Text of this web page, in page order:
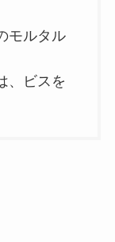
モルタル
、ビスを